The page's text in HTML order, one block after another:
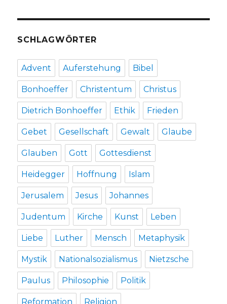
Diakonie
SCHLAGWÖRTER
Advent Auferstehung Bibel
Bonhoeffer Christentum Christus
Dietrich Bonhoeffer Ethik Frieden
Gebet Gesellschaft Gewalt Glaube
Glauben Gott Gottesdienst
Heidegger Hoffnung Islam
Jerusalem Jesus Johannes
Judentum Kirche Kunst Leben
Liebe Luther Mensch Metaphysik
Mystik Nationalsozialismus Nietzsche
Paulus Philosophie Politik
Reformation Religion